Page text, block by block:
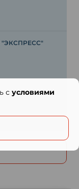
"ЭКСПРЕСС"
с условиями